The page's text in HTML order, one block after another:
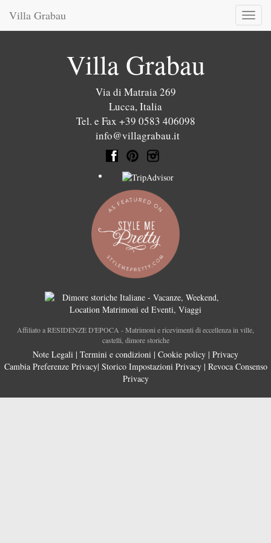
Toggle
Villa Grabau
Villa Grabau
Via di Matraia 269
Lucca,Italia
Tel. e Fax +39 0583 406098
info@villagrabau.it
Affiliato a RESIDENZE D'EPOCA - Matrimoni e ricevimenti di eccellenza in ville,
castelli, dimore storiche
Note Legali | Termini e condizioni | Cookie policy | Privacy
Cambia Preferenze Privacy| Storico Impostazioni Privacy| Revoca Consenso
Privacy